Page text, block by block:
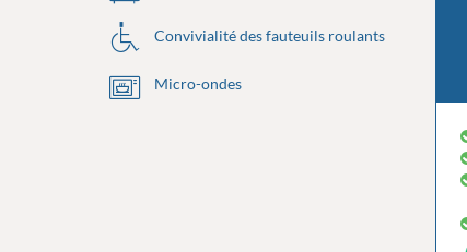
Convivialité des fauteuils roulants
Micro-ondes